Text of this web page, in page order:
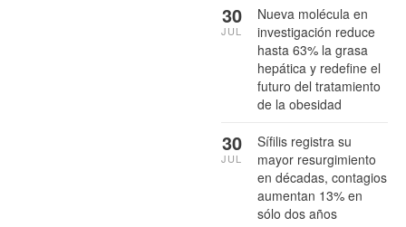
Nueva molécula en
investigación reduce
hasta 63% la grasa
hepática y redefine el
futuro del tratamiento
de la obesidad
30
JUL
Sífilis registra su
mayor resurgimiento
en décadas, contagios
aumentan 13% en
sólo dos años
30
JUL